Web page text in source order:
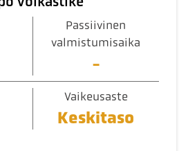
Passiivinen
valmistumisaika
-
Vaikeusaste
Keskitaso